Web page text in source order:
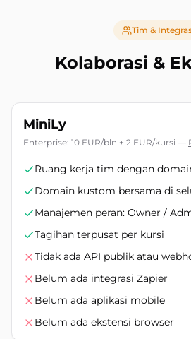
Tim &
Kolaborasi &
MiniLy
Enterprise: 10 EUR/bln + 2 EUR/kursi —
Ruang kerja tim dengan
Domain kustom bersama di
Manajemen peran: Owner /
Tagihan terpusat per kursi
Tidak ada API publik atau
Belum ada integrasi Zapier
Belum ada aplikasi mobile
Belum ada ekstensi browser